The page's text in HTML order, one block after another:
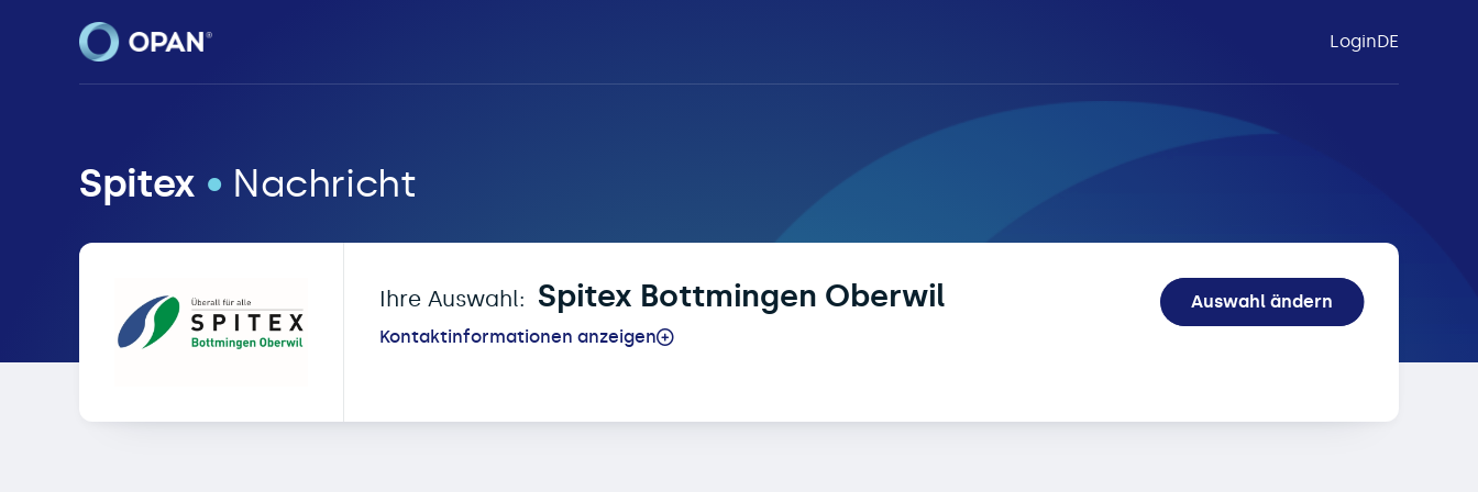
LoginDE
OPAN® • Online-Patientenanmeldung für Spitex
Spitex • Nachricht
Ihre Auswahl: Spitex Bottmingen Oberwil
Kontaktinformationen anzeigen
Auswahl ändern